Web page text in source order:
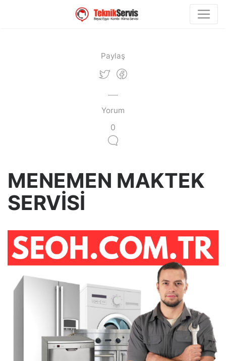
Paylaş
Yorum
0
MENEMEN MAKTEK
SERVİSİ